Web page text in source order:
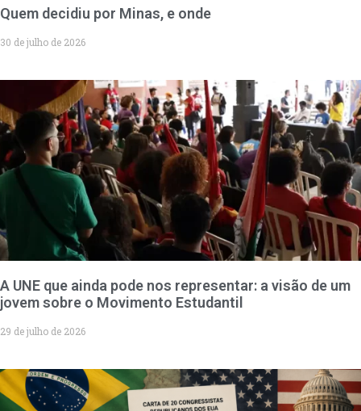
Quem decidiu por Minas, e onde
30 de julho de 2026
A UNE que ainda pode nos representar: a visão de um
jovem sobre o Movimento Estudantil
29 de julho de 2026